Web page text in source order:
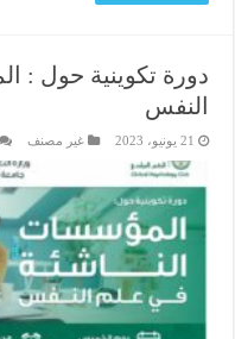
دورة تكوينية حول :
النفس
21 يونيو، 2023 غير مصنف